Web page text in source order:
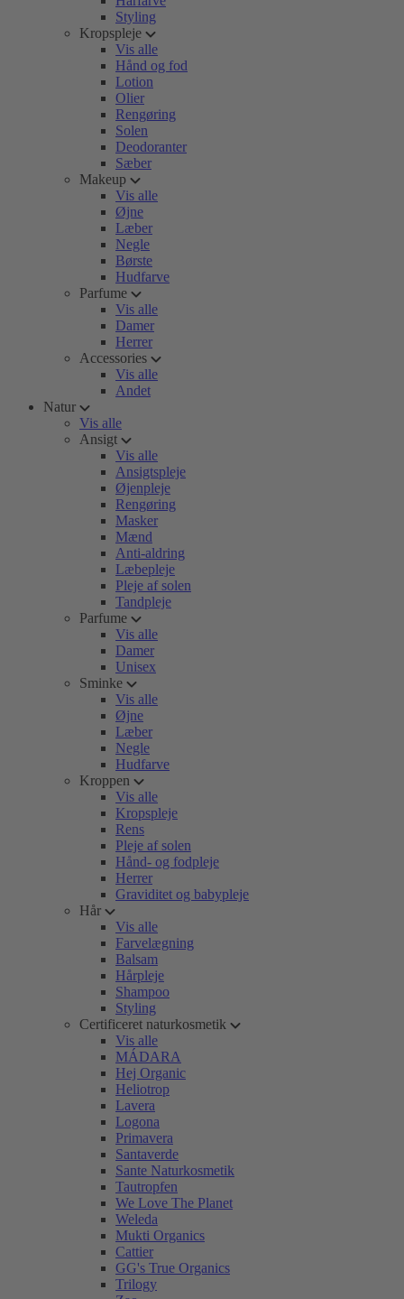
Styling
Kropspleje
Vis alle
Hånd og fod
Lotion
Olier
Rengøring
Solen
Deodoranter
Sæber
Makeup
Vis alle
Øjne
Læber
Negle
Børste
Hudfarve
Parfume
Vis alle
Damer
Herrer
Accessories
Vis alle
Andet
Natur
Vis alle
Ansigt
Vis alle
Ansigtspleje
Øjenpleje
Rengøring
Masker
Mænd
Anti-aldring
Læbepleje
Pleje af solen
Tandpleje
Parfume
Vis alle
Damer
Unisex
Sminke
Vis alle
Øjne
Læber
Negle
Hudfarve
Kroppen
Vis alle
Kropspleje
Rens
Pleje af solen
Hånd- og fodpleje
Herrer
Graviditet og babypleje
Hår
Vis alle
Farvelægning
Balsam
Hårpleje
Shampoo
Styling
Certificeret naturkosmetik
Vis alle
MÁDARA
Hej Organic
Heliotrop
Lavera
Logona
Primavera
Santaverde
Sante Naturkosmetik
Tautropfen
We Love The Planet
Weleda
Mukti Organics
Cattier
GG's True Organics
Trilogy